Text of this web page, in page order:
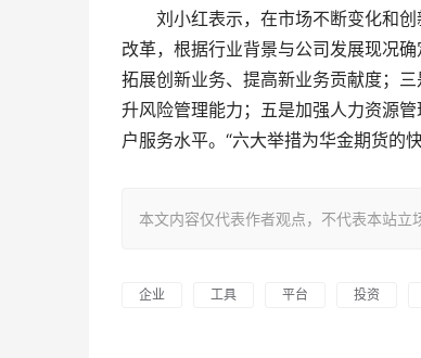
刘小红表示，在市场不断变化和创
改革，根据行业背景与公司发展现况
拓展创新业务、提高新业务贡献度；
升风险管理能力；五是加强人力资源
户服务水平。“六大举措为华金期货的
本文内容仅代表作者观点，不代表本站
企业 工具 平台 投资